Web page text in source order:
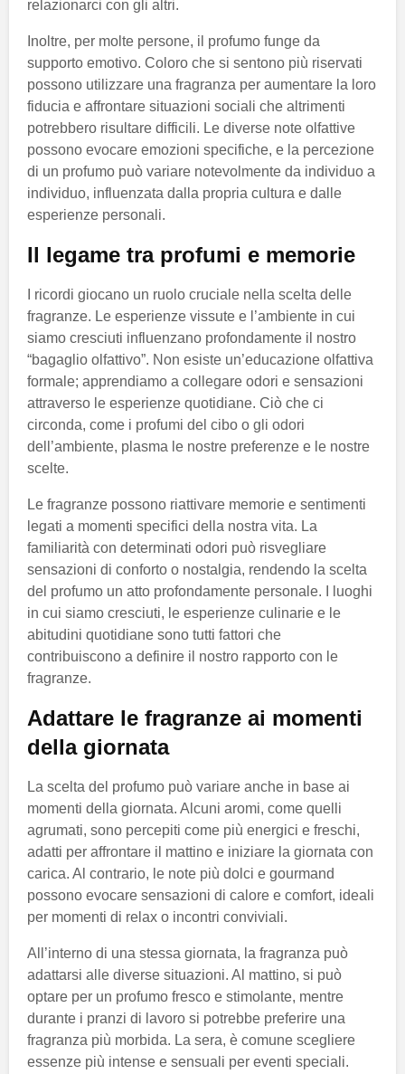
relazionarci con gli altri.
Inoltre, per molte persone, il profumo funge da
supporto emotivo. Coloro che si sentono più riservati
possono utilizzare una fragranza per aumentare la loro
fiducia e affrontare situazioni sociali che altrimenti
potrebbero risultare difficili. Le diverse note olfattive
possono evocare emozioni specifiche, e la percezione
di un profumo può variare notevolmente da individuo a
individuo, influenzata dalla propria cultura e dalle
esperienze personali.
Il legame tra profumi e memorie
I ricordi giocano un ruolo cruciale nella scelta delle
fragranze. Le esperienze vissute e l’ambiente in cui
siamo cresciuti influenzano profondamente il nostro
“bagaglio olfattivo”. Non esiste un’educazione olfattiva
formale; apprendiamo a collegare odori e sensazioni
attraverso le esperienze quotidiane. Ciò che ci
circonda, come i profumi del cibo o gli odori
dell’ambiente, plasma le nostre preferenze e le nostre
scelte.
Le fragranze possono riattivare memorie e sentimenti
legati a momenti specifici della nostra vita. La
familiarità con determinati odori può risvegliare
sensazioni di conforto o nostalgia, rendendo la scelta
del profumo un atto profondamente personale. I luoghi
in cui siamo cresciuti, le esperienze culinarie e le
abitudini quotidiane sono tutti fattori che
contribuiscono a definire il nostro rapporto con le
fragranze.
Adattare le fragranze ai momenti
della giornata
La scelta del profumo può variare anche in base ai
momenti della giornata. Alcuni aromi, come quelli
agrumati, sono percepiti come più energici e freschi,
adatti per affrontare il mattino e iniziare la giornata con
carica. Al contrario, le note più dolci e gourmand
possono evocare sensazioni di calore e comfort, ideali
per momenti di relax o incontri conviviali.
All’interno di una stessa giornata, la fragranza può
adattarsi alle diverse situazioni. Al mattino, si può
optare per un profumo fresco e stimolante, mentre
durante i pranzi di lavoro si potrebbe preferire una
fragranza più morbida. La sera, è comune scegliere
essenze più intense e sensuali per eventi speciali.